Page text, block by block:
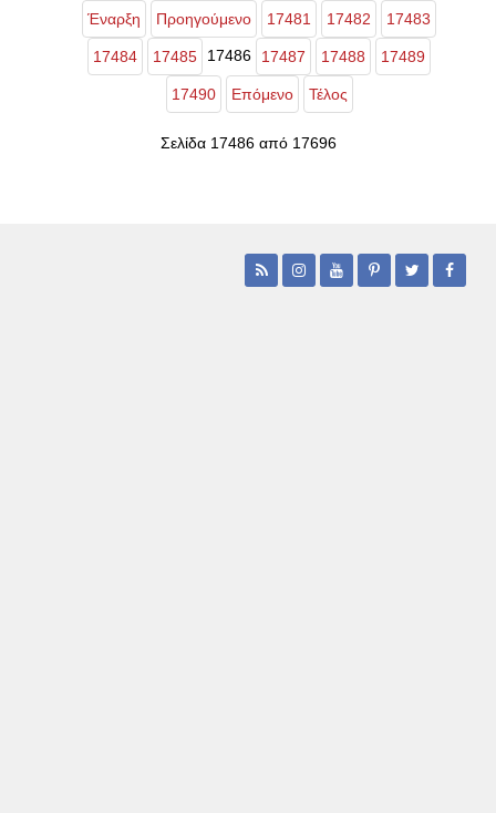
Έναρξη Προηγούμενο 17481 17482 17483
17484 17485 17486 17487 17488 17489
17490 Επόμενο Τέλος
Σελίδα 17486 από 17696